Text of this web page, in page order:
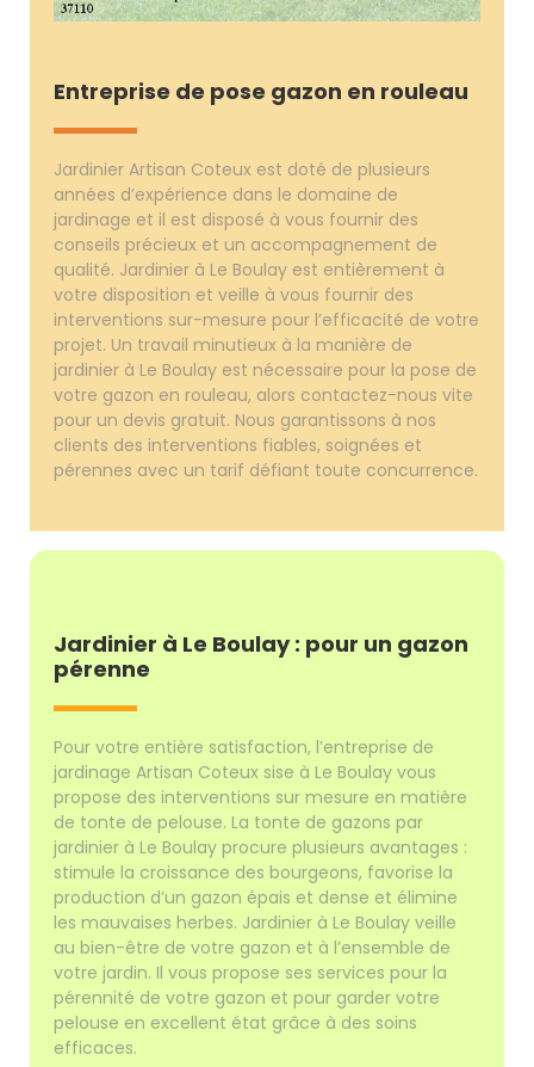
Entreprise de pose gazon en rouleau
Jardinier Artisan Coteux est doté de plusieurs
années d’expérience dans le domaine de
jardinage et il est disposé à vous fournir des
conseils précieux et un accompagnement de
qualité. Jardinier à Le Boulay est entièrement à
votre disposition et veille à vous fournir des
interventions sur-mesure pour l’efficacité de votre
projet. Un travail minutieux à la manière de
jardinier à Le Boulay est nécessaire pour la pose de
votre gazon en rouleau, alors contactez-nous vite
pour un devis gratuit. Nous garantissons à nos
clients des interventions fiables, soignées et
pérennes avec un tarif défiant toute concurrence.
Jardinier à Le Boulay : pour un gazon
pérenne
Pour votre entière satisfaction, l’entreprise de
jardinage Artisan Coteux sise à Le Boulay vous
propose des interventions sur mesure en matière
de tonte de pelouse. La tonte de gazons par
jardinier à Le Boulay procure plusieurs avantages :
stimule la croissance des bourgeons, favorise la
production d’un gazon épais et dense et élimine
les mauvaises herbes. Jardinier à Le Boulay veille
au bien-être de votre gazon et à l’ensemble de
votre jardin. Il vous propose ses services pour la
pérennité de votre gazon et pour garder votre
pelouse en excellent état grâce à des soins
efficaces.